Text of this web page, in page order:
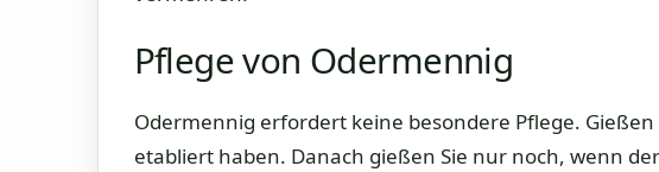
Pflege von Odermennig
Odermennig erfordert keine besondere Pflege. Gießen
etabliert haben. Danach gießen Sie nur noch, wenn